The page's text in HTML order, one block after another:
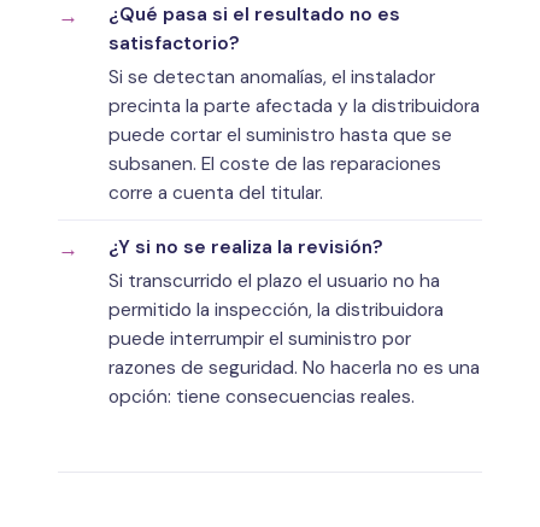
¿Qué pasa si el resultado no es
satisfactorio?
Si se detectan anomalías, el instalador
precinta la parte afectada y la distribuidora
puede cortar el suministro hasta que se
subsanen. El coste de las reparaciones
corre a cuenta del titular.
¿Y si no se realiza la revisión?
Si transcurrido el plazo el usuario no ha
permitido la inspección, la distribuidora
puede interrumpir el suministro por
razones de seguridad. No hacerla no es una
opción: tiene consecuencias reales.